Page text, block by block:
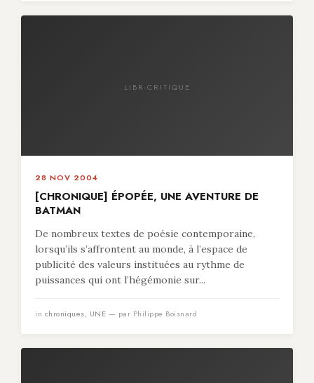
LIBR-CRITIQUE
28 NOV 2004
[CHRONIQUE] ÉPOPÉE, UNE AVENTURE DE
BATMAN
De nombreux textes de poésie contemporaine,
lorsqu’ils s’affrontent au monde, à l’espace de
publicité des valeurs instituées au rythme de
puissances qui ont l’hégémonie sur...
in chroniques, UNE — par Philippe Boisnard